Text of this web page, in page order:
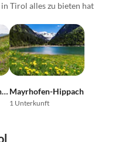
Tirol alles zu bieten hat
Erste Ferienregion im Zillertal Mayrhofen-Hippach
1 Unterkunft